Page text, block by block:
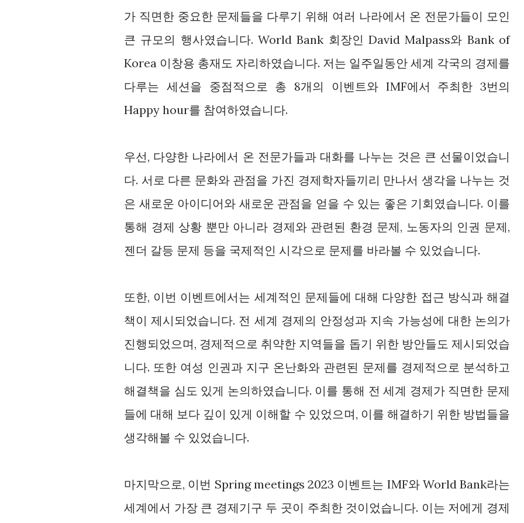
가 직면한 중요한 문제들을 다루기 위해 여러 나라에서 온 전문가들이 모인
큰 규모의 행사였습니다. World Bank 회장인 David Malpass와 Bank of
Korea 이창용 총재도 자리하였습니다. 저는 일주일동안 세계 각국의 경제를
다루는 세션을 중점적으로 총 8개의 이벤트와 IMF에서 주최한 3번의
Happy hour를 참여하였습니다.
우선, 다양한 나라에서 온 전문가들과 대화를 나누는 것은 큰 선물이었습니
다. 서로 다른 문화와 관점을 가진 경제학자들끼리 만나서 생각을 나누는 것
은 새로운 아이디어와 새로운 관점을 얻을 수 있는 좋은 기회였습니다. 이를
통해 경제 상황 뿐만 아니라 경제와 관련된 환경 문제, 노동자의 인권 문제,
젠더 갈등 문제 등을 국제적인 시각으로 문제를 바라볼 수 있었습니다.
또한, 이번 이벤트에서는 세계적인 문제들에 대해 다양한 접근 방식과 해결
책이 제시되었습니다. 전 세계 경제의 안정성과 지속 가능성에 대한 논의가
진행되었으며, 경제적으로 취약한 지역들을 돕기 위한 방안들도 제시되었습
니다. 또한 여성 인권과 지구 온난화와 관련된 문제를 경제적으로 분석하고
해결책을 심도 있게 논의하였습니다. 이를 통해 전 세계 경제가 직면한 문제
들에 대해 보다 깊이 있게 이해할 수 있었으며, 이를 해결하기 위한 방법들을
생각해볼 수 있었습니다.
마지막으로, 이번 Spring meetings 2023 이벤트는 IMF와 World Bank라는
세계에서 가장 큰 경제기구 두 곳이 주최한 것이었습니다. 이는 저에게 경제